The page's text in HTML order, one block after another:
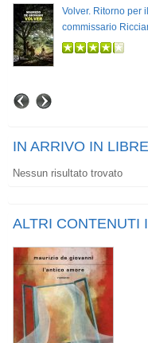
Volver. Ritorno per il
commissario
IN ARRIVO IN
Nessun risultato trovato
ALTRI CONTENUTI